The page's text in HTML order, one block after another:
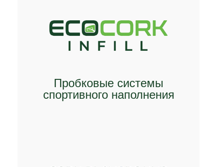
Пробковые системы
спортивного наполнения
ИССЛЕДУЙТЕ